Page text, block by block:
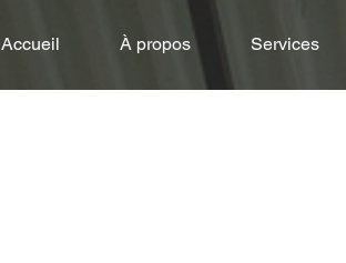
Accueil À propos Services